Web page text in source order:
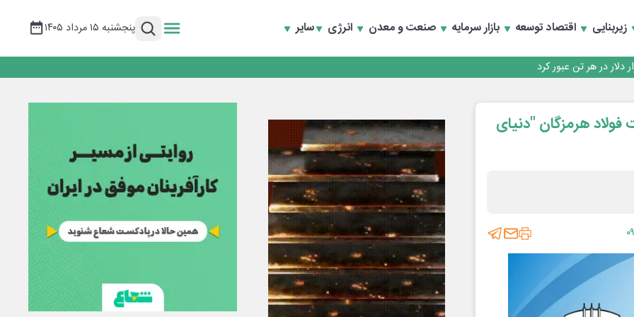
زیربنایی اقتصاد توسعه بازار سرمایه صنعت و معدن انرژی سایر پنجشنبه ۱۵ مرداد ۱۴۰۵
انرژی‌های نو و تجدیدپذیر با حضور استاندار اصفهان
انرژی‌های نو و تجدیدپذیر با حضور استاندار اصفهان
هرمزگان "دنیای